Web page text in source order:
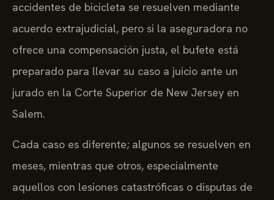
accidentes de bicicleta se resuelven mediante
acuerdo extrajudicial, pero si la aseguradora no
ofrece una compensación justa, el bufete está
preparado para llevar su caso a juicio ante un
jurado en la Corte Superior de New Jersey en
Salem.
Cada caso es diferente; algunos se resuelven en
meses, mientras que otros, especialmente
aquellos con lesiones catastróficas o disputas de